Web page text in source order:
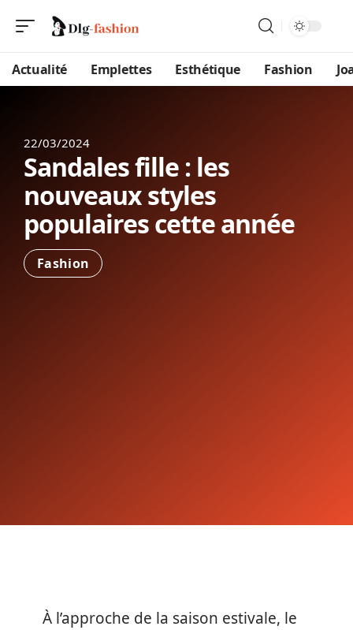
Actualité Emplettes Esthétique Fashion
22/03/2024
Sandales fille : les
nouveaux styles
populaires cette année
Fashion
À l’approche de la saison estivale, le